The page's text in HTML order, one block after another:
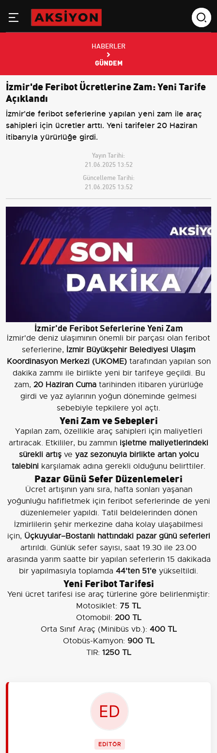
HABERLER
GÜNDEM
İzmir'de Feribot Ücretlerine Zam: Yeni Tarife
Açıklandı
İzmir'de feribot seferlerine yapılan yeni zam ile araç
sahipleri için ücretler arttı. Yeni tarifeler 20 Haziran
itibarıyla yürürlüğe girdi.
Yayın Tarihi:
21.06.2025 13:52
Güncelleme Tarihi:
21.06.2025 13:52
İzmir'de Feribot Seferlerine Yeni Zam
İzmir'de deniz ulaşımının önemli bir parçası olan feribot
seferlerine, İzmir Büyükşehir Belediyesi Ulaşım
Koordinasyon Merkezi (UKOME)tarafından yapılan son
dakika zammı ile birlikte yeni bir tarifeye geçildi. Bu
zam, 20 Haziran Cumatarihinden itibaren yürürlüğe
girdi ve yaz aylarının yoğun döneminde gelmesi
sebebiyle tepkilere yol açtı.
Yeni Zam ve Sebepleri
Yapılan zam, özellikle araç sahipleri için maliyetleri
artıracak. Etkililer, bu zammın işletme maliyetlerindeki
sürekli artışve yaz sezonuyla birlikte artan yolcu
talebini karşılamak adına gerekli olduğunu belirttiler.
Pazar Günü Sefer Düzenlemeleri
Ücret artışının yanı sıra, hafta sonları yaşanan
yoğunluğu hafifletmek için feribot seferlerinde de yeni
düzenlemeler yapıldı. Tatil beldelerinden dönen
İzmirlilerin şehir merkezine daha kolay ulaşabilmesi
için, Üçkuyular–Bostanlı hattındaki pazar günü seferleri
artırıldı. Günlük sefer sayısı, saat 19.30 ile 23.00
arasında yarım saatte bir yapılan seferlerin 15 dakikada
bir yapılmasıyla toplamda 44'ten 51'e yükseltildi.
Yeni Feribot Tarifesi
Yeni ücret tarifesi ise araç türlerine göre belirlenmiştir:
Motosiklet: 75 TL
Otomobil: 200 TL
Orta Sınıf Araç (Minibüs vb.): 400 TL
Otobüs-Kamyon: 900 TL
TIR: 1250 TL
EDİTÖR